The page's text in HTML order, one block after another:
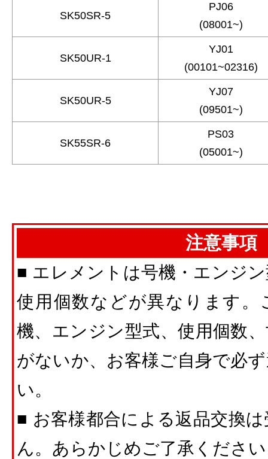
SK50SR-5
PJ06
(08001~)
SK50UR-1
YJ01
(00101~02316)
SK50UR-5
YJ07
(09501~)
SK55SR-6
PS03
(05001~)
注意事項
■ エレメントは号機・エンジ
使用個数などが異なります。
機、エンジン型式、使用個数
がないか、お客様ご自身で必
い。
■ お客様都合による返品交換
ん。あらかじめご了承くださ